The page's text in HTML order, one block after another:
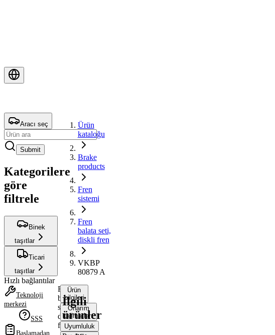
Aracı seç
Submit
Kategorilere
göre
filtrele
Binek
taşıtlar
Ticari
taşıtlar
Hızlı bağlantılar
Teknoloji
merkezi
SSS
Başlamadan
Ürün
kataloğu
Brake
products
Fren
sistemi
Fren
balata seti,
diskli fren
VKBP
80879 A
Fren
balata
seti,
diskli
fren
Ürün
bilgileri
Onarım
talimatları
Uyumluluk
İlgili
ürünler